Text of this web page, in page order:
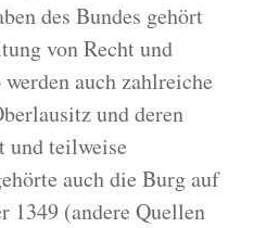
des Bundes gehört
von Recht und
auch zahlreiche
und deren
und teilweise
auch die Burg auf
1349 (andere Quellen